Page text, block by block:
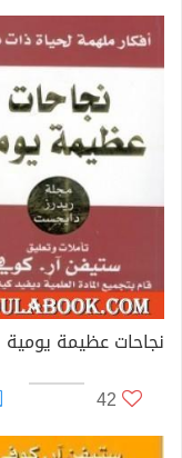
نجاحات عظيمة يومية
42